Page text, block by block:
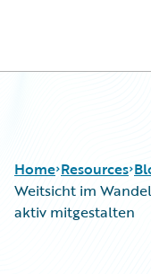
Home Resources
Weitsicht im
aktiv mitgestalten